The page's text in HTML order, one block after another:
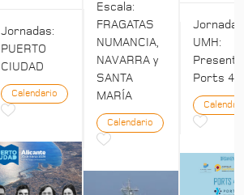
Jornadas:
PUERTO
CIUDAD
Calendario
Escala:
FRAGATAS
NUMANCIA,
NAVARRA y
SANTA
MARÍA
Calendario
Jornadas
UMH:
Ports 4:0